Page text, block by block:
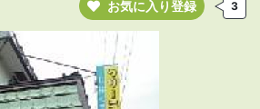
お気に入り登録 3